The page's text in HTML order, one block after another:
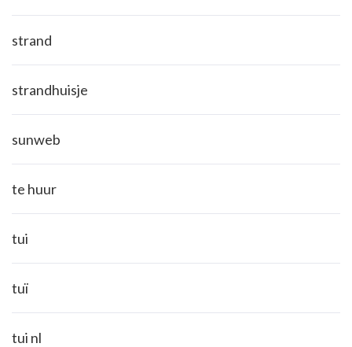
strand
strandhuisje
sunweb
te huur
tui
tuï
tui nl